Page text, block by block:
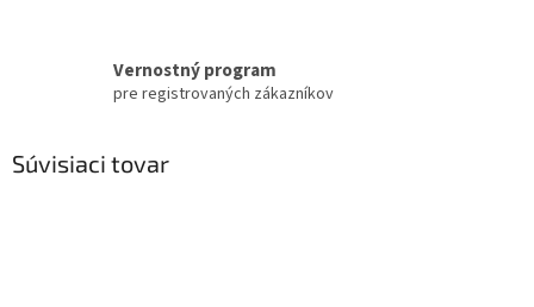
Vernostný program
pre registrovaných zákazníkov
Súvisiaci tovar